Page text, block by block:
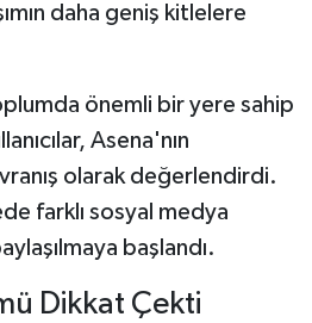
daha geniş kitlelere
önemli bir yere sahip
Asena'nın
olarak değerlendirdi.
farklı sosyal medya
başlandı.
Dikkat Çekti